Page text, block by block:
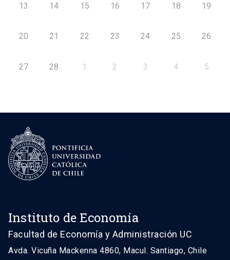
13 14 15 16 17 18 19
20 21 22 23 24 25 26
27 28 1 2 3 4 5
Instituto de Economía
Facultad de Economía y Administración UC
Avda. Vicuña Mackenna 4860, Macul. Santiago, Chile